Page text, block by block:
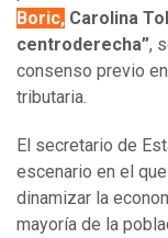
Boric, Carolina
centroderecha”,
consenso previo
tributaria.
El secretario de
escenario en el que
dinamizar la
mayoría de la